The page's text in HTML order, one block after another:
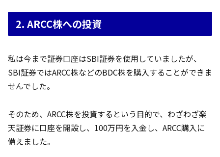
2. ARCC株への投資
私は今まで証券口座はSBI証券を使用していましたが、
SBI証券ではARCC株などのBDC株を購入することができま
せんでした。
そのため、ARCC株を投資するという目的で、わざわざ楽
天証券に口座を開設し、100万円を入金し、ARCC購入に
備えました。